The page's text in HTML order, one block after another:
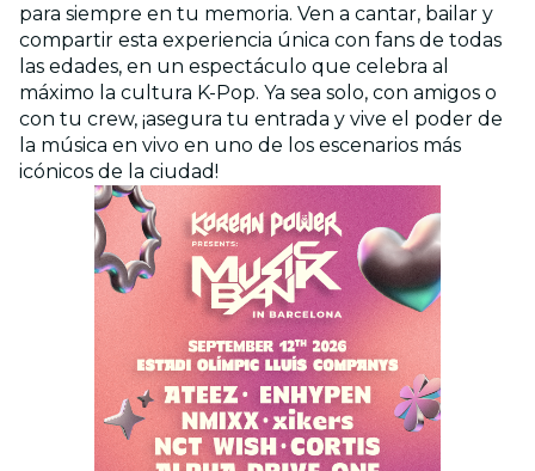
para siempre en tu memoria. Ven a cantar, bailar y
compartir esta experiencia única con fans de todas
las edades, en un espectáculo que celebra al
máximo la cultura K-Pop. Ya sea solo, con amigos o
con tu crew, ¡asegura tu entrada y vive el poder de
la música en vivo en uno de los escenarios más
icónicos de la ciudad!